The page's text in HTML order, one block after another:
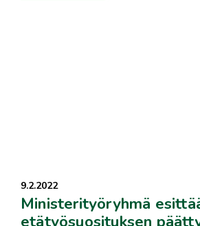
9.2.2022
Ministerityöryhmä
etätyösuosituksen